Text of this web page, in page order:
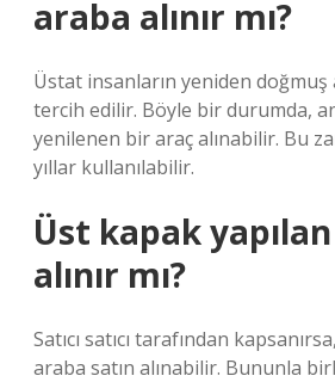
araba alınır mı?
Üstat insanların yeniden doğmuş
tercih edilir. Böyle bir durumda,
yenilenen bir araç alınabilir. Bu
yıllar kullanılabilir.
Üst kapak
alınır mı?
Satıcı satıcı tarafından
araba satın alınabilir. Bununla